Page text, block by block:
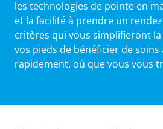
les technologies de pointe en
et la facilité à prendre un
critères qui vous simplifieront
vos pieds de bénéficier de soins
rapidement, où que vous vous